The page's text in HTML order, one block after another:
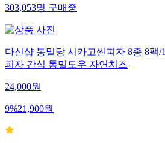
303,053명 구매중
다신샵 통밀당 시카고씬피자 8종 8팩/
피자 간식 통밀도우 자연치즈
24,000원
9%21,900원